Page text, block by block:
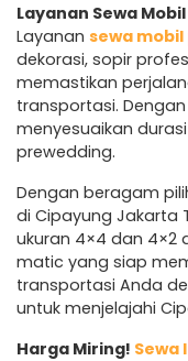
Layanan Sewa
Layanan sewa
dekorasi, sopir
memastikan
transportasi.
menyesuaikan
prewedding.
Dengan beragam
di Cipayung Jakarta
ukuran 4×4 dan 4×2
matic yang siap
transportasi Anda
untuk menjelajahi
Harga Miring! Sewa